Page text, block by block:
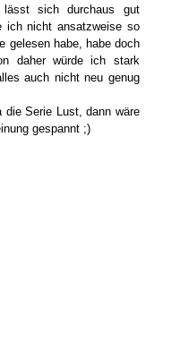
sich durchaus gut
ich nicht ansatzweise so
gelesen habe, habe doch
daher würde ich stark
auch nicht neu genug
Serie Lust, dann wäre
gespannt ;)